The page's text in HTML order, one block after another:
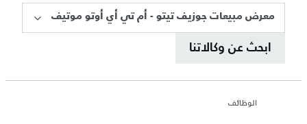
معرض مبيعات جوزيف تيتو - أم تي أي أوتو موتيف
ابحث عن وكالاتنا
الوظائف